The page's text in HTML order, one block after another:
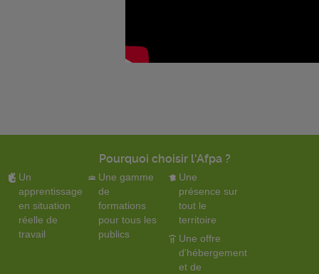
Pourquoi choisir l'Afpa ?
Un
apprentissage
en situation
réelle de
travail
Une gamme
de
formations
pour tous les
publics
Une
présence sur
tout le
territoire
Une offre
d'hébergement
et de